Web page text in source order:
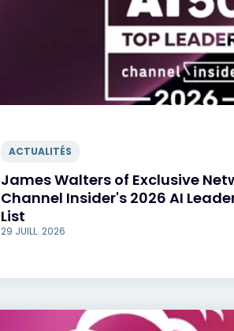
ACTUALITÉS
James Walters of Exclusive
Channel Insider's 2026 AI
List
29 JUILL. 2026